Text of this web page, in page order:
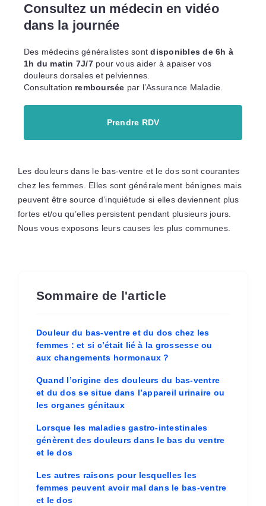
Consultez un médecin en vidéo
dans la journée
Des médecins généralistes sontdisponibles de 6h à
1h du matin 7J/7pour vous aider à apaiser vos
douleurs dorsales et pelviennes.
Consultation remboursée par l’Assurance Maladie.
Prendre RDV
Les douleurs dans le bas-ventre et le dos sont courantes
chez les femmes. Elles sont généralement bénignes mais
peuvent être source d’inquiétude si elles deviennent plus
fortes et/ou qu’elles persistent pendant plusieurs jours.
Nous vous exposons leurs causes les plus communes.
Sommaire de l'article
Douleur du bas-ventre et du dos chez les
femmes : et si c’était lié à la grossesse ou
aux changements hormonaux ?
Quand l’origine des douleurs du bas-ventre
et du dos se situe dans l’appareil urinaire ou
les organes génitaux
Lorsque les maladies gastro-intestinales
génèrent des douleurs dans le bas du ventre
et le dos
Les autres raisons pour lesquelles les
femmes peuvent avoir mal dans le bas-ventre
et le dos